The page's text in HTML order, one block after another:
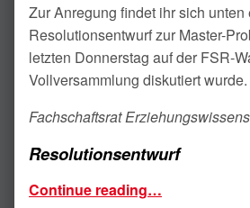
Zur Anregung findet ihr sich unten
Resolutionsentwurf zur Master-
letz­ten Donnerstag auf der FSR-
Vollversammlung diskutiert wurde.
Fachschaftsrat
Resolutionsentwurf
Continue reading“Gegen den Scheiß müssen wir was machen! – VV zur Masterplatz-Problematik”
…